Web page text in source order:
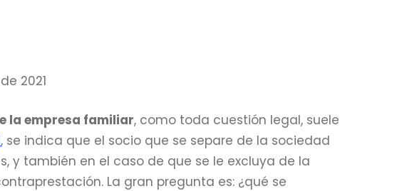
2021
la empresa familiar, como toda cuestión legal, suele
, se indica que el socio que se separe de la sociedad
y también en el caso de que se le excluya de la
La gran pregunta es: ¿qué se